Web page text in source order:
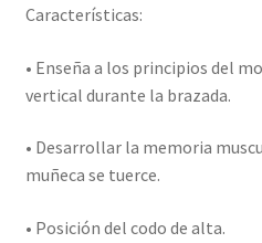
Características:
• Enseña a los principios del
vertical durante la brazada.
• Desarrollar la memoria
muñeca se tuerce.
• Posición del codo de alta.